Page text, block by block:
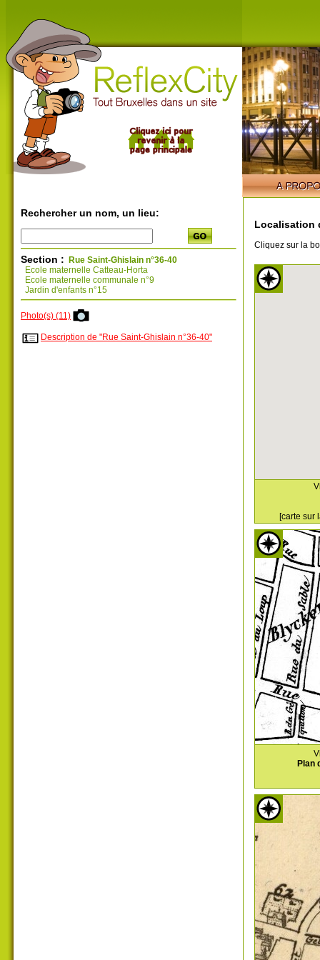
Rechercher un nom, un lieu:
Section : Rue Saint-Ghislain n°36-40
Ecole maternelle Catteau-Horta
Ecole maternelle communale n°9
Jardin d'enfants n°15
Photo(s) (11)
Description de "Rue Saint-Ghislain n°36-40"
Localisation
Cliquez sur la
[carte sur
Plan